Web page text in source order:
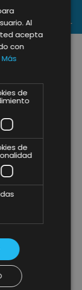
Al
acepta
con
Más
de
de